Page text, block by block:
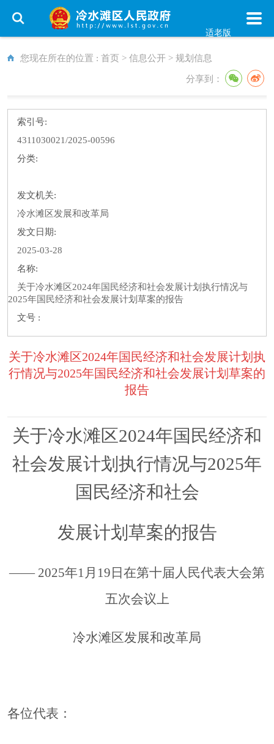
适老版
您现在所在的位置 : 首页 > 信息公开 > 规划信息
分享到：
索引号:
4311030021/2025-00596
分类:
发文机关:
冷水滩区发展和改革局
发文日期:
2025-03-28
名称:
关于冷水滩区2024年国民经济和社会发展计划执行情况与
2025年国民经济和社会发展计划草案的报告
文号 :
关于冷水滩区2024年国民经济和社会发展计划执
行情况与2025年国民经济和社会发展计划草案的
报告
关于冷水滩区2024年国民经济和
社会发展计划执行情况与2025年
国民经济和社会
发展计划草案的报告
—— 2025年1 月 19 日在第十届人民代表大会第
五次会议上
冷水滩区发展和改革局
各位代表：